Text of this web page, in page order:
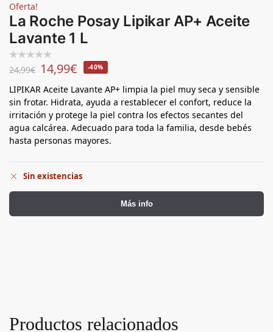
Oferta!
La Roche Posay Lipikar AP+ Aceite
Lavante 1 L
24,99€ 14,99€ -40%
LIPIKAR Aceite Lavante AP+ limpia la piel muy seca y sensible
sin frotar. Hidrata, ayuda a restablecer el confort, reduce la
irritación y protege la piel contra los efectos secantes del
agua calcárea. Adecuado para toda la familia, desde bebés
hasta personas mayores.
Sin existencias
Más info
Productos relacionados